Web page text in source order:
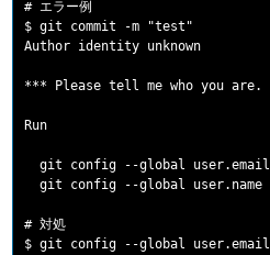
# エラー例
$ git commit -m "test"
Author identity unknown
*** Please tell me who you are.
Run
git config --global
git config --global user.name
# 対処
$ git config --global user.email